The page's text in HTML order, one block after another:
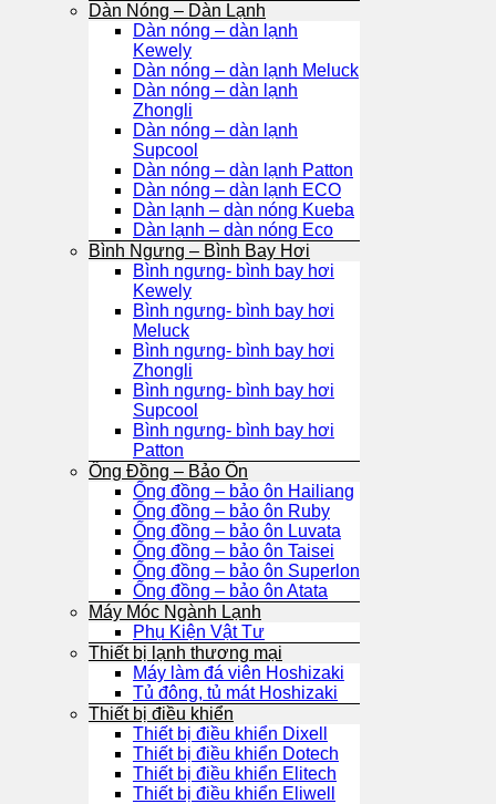
Dàn Nóng – Dàn Lạnh
Dàn nóng – dàn lạnh
Kewely
Dàn nóng – dàn lạnh Meluck
Dàn nóng – dàn lạnh
Zhongli
Dàn nóng – dàn lạnh
Supcool
Dàn nóng – dàn lạnh Patton
Dàn nóng – dàn lạnh ECO
Dàn lạnh – dàn nóng Kueba
Dàn lạnh – dàn nóng Eco
Bình Ngưng – Bình Bay Hơi
Bình ngưng- bình bay hơi
Kewely
Bình ngưng- bình bay hơi
Meluck
Bình ngưng- bình bay hơi
Zhongli
Bình ngưng- bình bay hơi
Supcool
Bình ngưng- bình bay hơi
Patton
Ống Đồng – Bảo Ôn
Ống đồng – bảo ôn Hailiang
Ống đồng – bảo ôn Ruby
Ống đồng – bảo ôn Luvata
Ống đồng – bảo ôn Taisei
Ống đồng – bảo ôn Superlon
Ống đồng – bảo ôn Atata
Máy Móc Ngành Lạnh
Phụ Kiện Vật Tư
Thiết bị lạnh thương mại
Máy làm đá viên Hoshizaki
Tủ đông, tủ mát Hoshizaki
Thiết bị điều khiển
Thiết bị điều khiển Dixell
Thiết bị điều khiển Dotech
Thiết bị điều khiển Elitech
Thiết bị điều khiển Eliwell